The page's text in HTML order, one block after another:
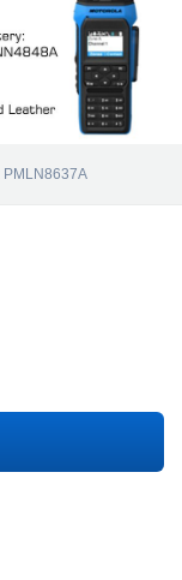
PMLN8637A